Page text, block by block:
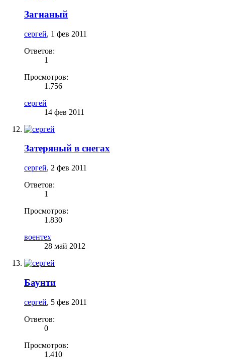
Загнаный
сергей, 1 фев 2011
Ответов:
1
Просмотров:
1.756
сергей
14 фев 2011
Затеряный в снегах
сергей, 2 фев 2011
Ответов:
1
Просмотров:
1.830
воентех
28 май 2012
Баунти
сергей, 5 фев 2011
Ответов:
0
Просмотров:
1.410